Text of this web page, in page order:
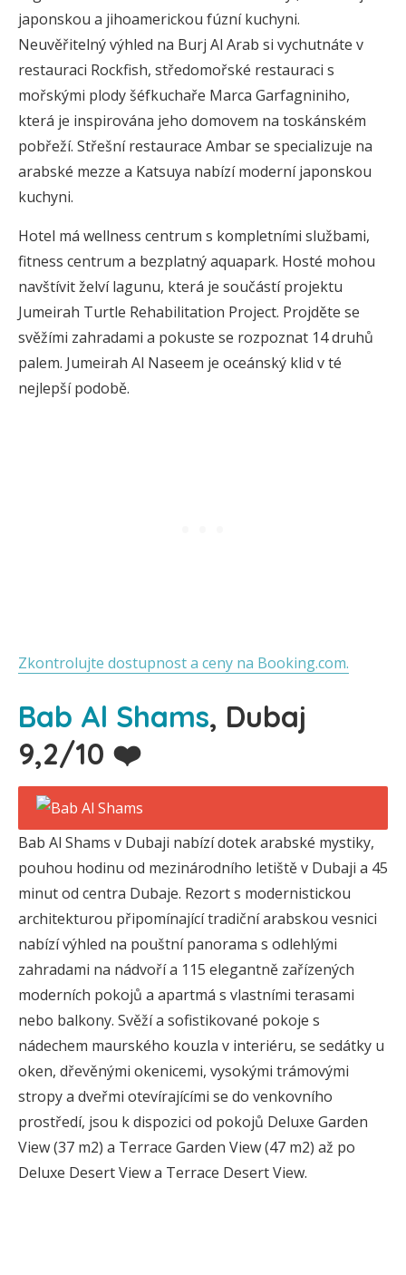
japonskou a jihoamerickou fúzní kuchyni.
Neuvěřitelný výhled na Burj Al Arab si vychutnáte v
restauraci Rockfish, středomořské restauraci s
mořskými plody šéfkuchaře Marca Garfagniniho,
která je inspirována jeho domovem na toskánském
pobřeží. Střešní restaurace Ambar se specializuje na
arabské mezze a Katsuya nabízí moderní japonskou
kuchyni.
Hotel má wellness centrum s kompletními službami,
fitness centrum a bezplatný aquapark. Hosté mohou
navštívit želví lagunu, která je součástí projektu
Jumeirah Turtle Rehabilitation Project. Projděte se
svěžími zahradami a pokuste se rozpoznat 14 druhů
palem. Jumeirah Al Naseem je oceánský klid v té
nejlepší podobě.
Zkontrolujte dostupnost a ceny na Booking.com.
Bab Al Shams, Dubaj
9,2/10 ❤️
Bab Al Shams v Dubaji nabízí dotek arabské mystiky,
pouhou hodinu od mezinárodního letiště v Dubaji a 45
minut od centra Dubaje. Rezort s modernistickou
architekturou připomínající tradiční arabskou vesnici
nabízí výhled na pouštní panorama s odlehlými
zahradami na nádvoří a 115 elegantně zařízených
moderních pokojů a apartmá s vlastními terasami
nebo balkony. Svěží a sofistikované pokoje s
nádechem maurského kouzla v interiéru, se sedátky u
oken, dřevěnými okenicemi, vysokými trámovými
stropy a dveřmi otevírajícími se do venkovního
prostředí, jsou k dispozici od pokojů Deluxe Garden
View (37 m2) a Terrace Garden View (47 m2) až po
Deluxe Desert View a Terrace Desert View.